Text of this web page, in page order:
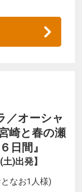
／オーシャ
崎と春の瀬
日間』
)出発】
なお1人様)